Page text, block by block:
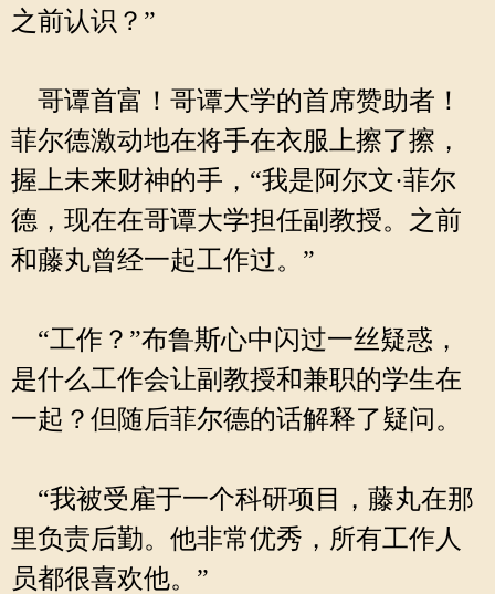
之前认识？”
哥谭首富！哥谭大学的首席赞助者！
菲尔德激动地在将手在衣服上擦了擦，
握上未来财神的手，“我是阿尔文·菲尔
德，现在在哥谭大学担任副教授。之前
和藤丸曾经一起工作过。”
“工作？”布鲁斯心中闪过一丝疑惑，
是什么工作会让副教授和兼职的学生在
一起？但随后菲尔德的话解释了疑问。
“我被受雇于一个科研项目，藤丸在那
里负责后勤。他非常优秀，所有工作人
员都很喜欢他。”